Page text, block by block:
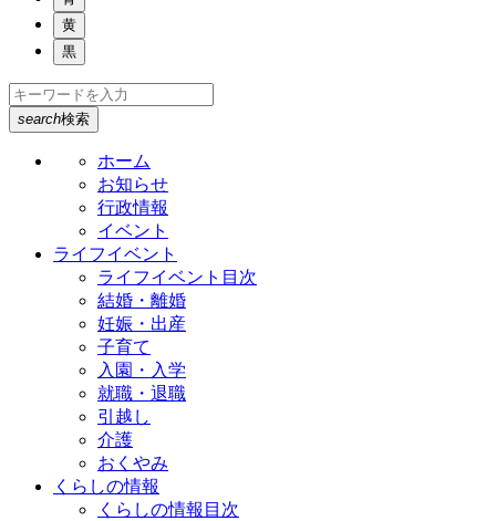
黄
黒
search検索
ホーム
お知らせ
行政情報
イベント
ライフイベント
ライフイベント目次
結婚・離婚
妊娠・出産
子育て
入園・入学
就職・退職
引越し
介護
おくやみ
くらしの情報
くらしの情報目次